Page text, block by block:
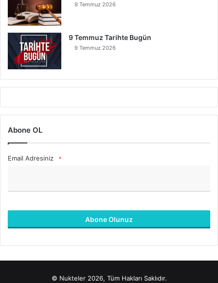
9 Temmuz 2026
9 Temmuz Tarihte Bugün
9 Temmuz 2026
Abone OL
Email Adresiniz *
Abone Olunuz
a
© Nukteler 2026, Tüm Hakları Saklıdır.